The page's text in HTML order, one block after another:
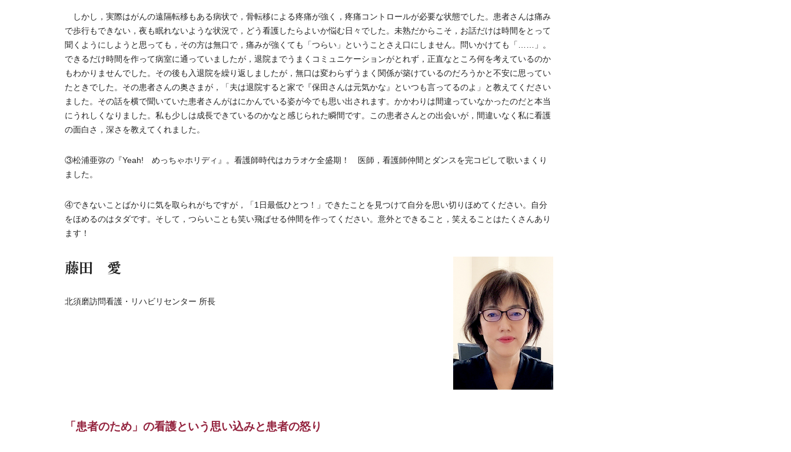
しかし，実際はがんの遠隔転移もある病状で，骨転移による疼痛が強く，疼痛コントロールが必要な状態でした。患者さんは痛み
で歩行もできない，夜も眠れないような状況で，どう看護したらよいか悩む日々でした。未熟だからこそ，お話だけは時間をとって
聞くようにしようと思っても，その方は無口で，痛みが強くても「つらい」ということさえ口にしません。問いかけても「……」。
できるだけ時間を作って病室に通っていましたが，退院までうまくコミュニケーションがとれず，正直なところ何を考えているのか
もわかりませんでした。その後も入退院を繰り返しましたが，無口は変わらずうまく関係が築けているのだろうかと不安に思ってい
たときでした。その患者さんの奥さまが，「夫は退院すると家で『保田さんは元気かな』といつも言ってるのよ」と教えてください
ました。その話を横で聞いていた患者さんがはにかんでいる姿が今でも思い出されます。かかわりは間違っていなかったのだと本当
にうれしくなりました。私も少しは成長できているのかなと感じられた瞬間です。この患者さんとの出会いが，間違いなく私に看護
の面白さ，深さを教えてくれました。
③松浦亜弥の『Yeah! めっちゃホリディ』。看護師時代はカラオケ全盛期！ 医師，看護師仲間とダンスを完コピして歌いまくり
ました。
④できないことばかりに気を取られがちですが，「1日最低ひとつ！」できたことを見つけて自分を思い切りほめてください。自分
をほめるのはタダです。そして，つらいことも笑い飛ばせる仲間を作ってください。意外とできること，笑えることはたくさんあり
ます！
​​​​​​​藤田 愛
北須磨訪問看護・リハビリセンター 所長
「患者のため」の看護という思い込みと患者の怒り